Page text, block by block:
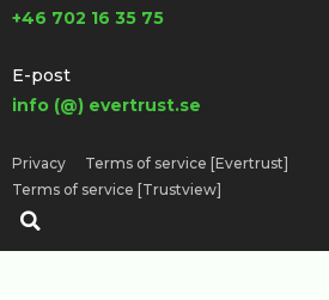
+46 702 16 35 75
E-post
info (@) evertrust.se
Privacy
Terms of service [Evertrust]
Terms of service [Trustview]
Sök